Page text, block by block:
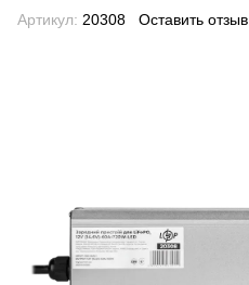
Артикул: 20308 Оставить отзыв